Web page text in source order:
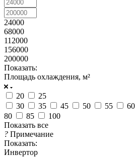
24000
68000
112000
156000
200000
Показать:
Площадь охлаждения, м²
20
25
30
35 45 50 55 60
80
85
100
Показать все
? Примечание
Показать:
Инвертор